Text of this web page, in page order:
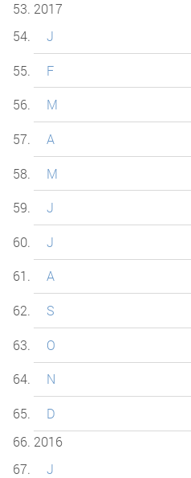
2017
J
F
M
A
M
J
J
A
S
O
N
D
2016
J